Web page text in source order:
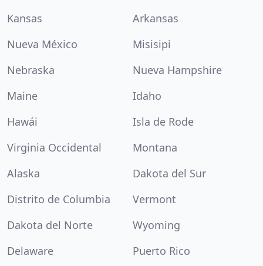
Kansas
Arkansas
Nueva México
Misisipi
Nebraska
Nueva Hampshire
Maine
Idaho
Hawái
Isla de Rode
Virginia Occidental
Montana
Alaska
Dakota del Sur
Distrito de Columbia
Vermont
Dakota del Norte
Wyoming
Delaware
Puerto Rico